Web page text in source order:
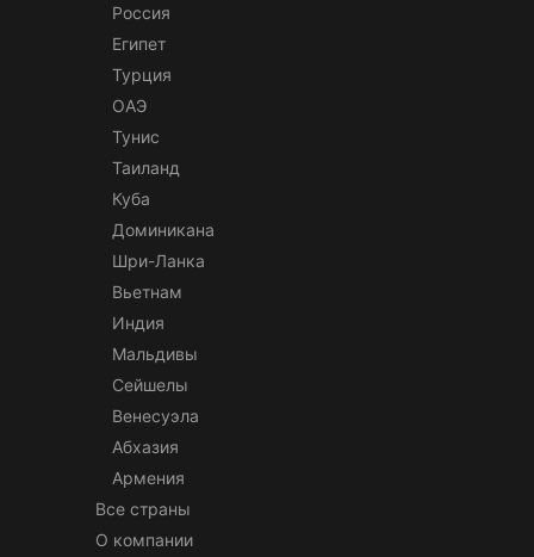
Россия
Египет
Турция
ОАЭ
Тунис
Таиланд
Куба
Доминикана
Шри-Ланка
Вьетнам
Индия
Мальдивы
Сейшелы
Венесуэла
Абхазия
Армения
Все страны
О компании